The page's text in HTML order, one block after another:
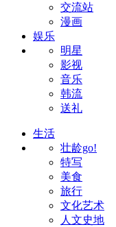
交流站
漫画
娱乐
明星
影视
音乐
韩流
送礼
生活
壮龄go!
特写
美食
旅行
文化艺术
人文史地